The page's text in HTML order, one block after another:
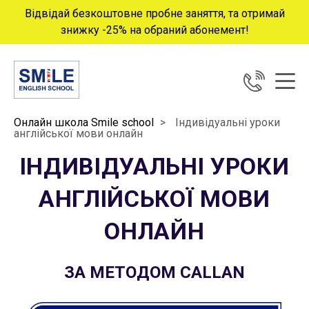
Відвідай безкоштовне пробне заняття, та отримай
знижку -25% на обраний абонемент!
Онлайн школа Smile school >
Індивідуальні уроки
англійської мови онлайн
ІНДИВІДУАЛЬНІ УРОКИ
АНГЛІЙСЬКОЇ МОВИ
ОНЛАЙН
ЗА МЕТОДОМ CALLAN